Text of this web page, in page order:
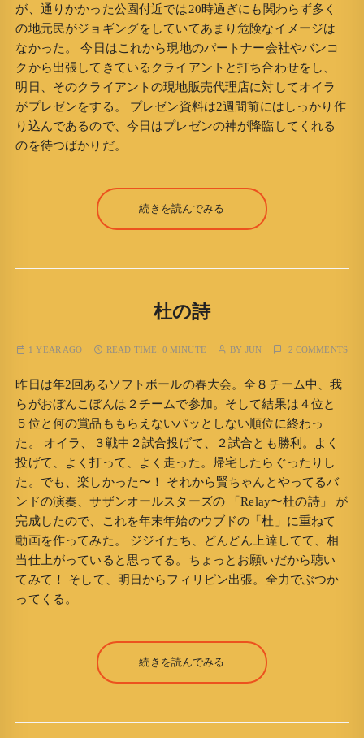
が、通りかかった公園付近では20時過ぎにも関わらず多く
の地元民がジョギングをしていてあまり危険なイメージは
なかった。 今日はこれから現地のパートナー会社やバンコ
クから出張してきているクライアントと打ち合わせをし、
明日、そのクライアントの現地販売代理店に対してオイラ
がプレゼンをする。 プレゼン資料は2週間前にはしっかり作
り込んであるので、今日はプレゼンの神が降臨してくれる
のを待つばかりだ。
続きを読んでみる
杜の詩
1 YEAR AGO READ TIME: 0 MINUTE BY JUN 2 COMMENTS
昨日は年2回あるソフトボールの春大会。全８チーム中、我
らがおぼんこぼんは２チームで参加。そして結果は４位と
５位と何の賞品ももらえないパッとしない順位に終わっ
た。 オイラ、３戦中２試合投げて、２試合とも勝利。よく
投げて、よく打って、よく走った。帰宅したらぐったりし
た。でも、楽しかった〜！ それから賢ちゃんとやってるバ
ンドの演奏、サザンオールスターズの 「Relay〜杜の詩」 が
完成したので、これを年末年始のウブドの「杜」に重ねて
動画を作ってみた。 ジジイたち、どんどん上達してて、相
当仕上がっていると思ってる。ちょっとお願いだから聴い
てみて！ そして、明日からフィリピン出張。全力でぶつか
ってくる。
続きを読んでみる